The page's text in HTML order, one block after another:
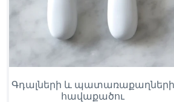
Գդալների և պատառաքաղների
հավաքածու